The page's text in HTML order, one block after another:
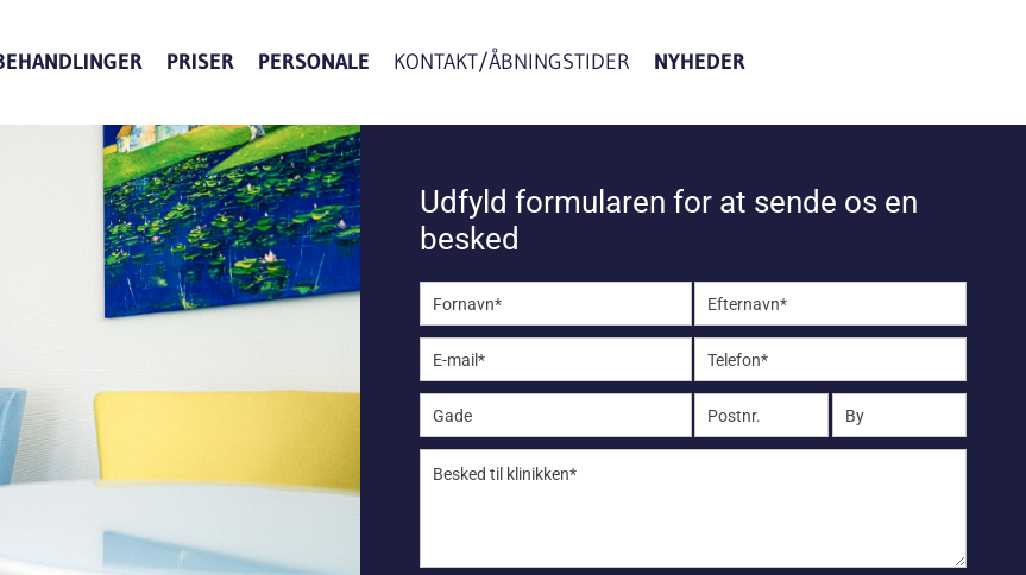
PRISER PERSONALE KONTAKT/ÅBNINGSTIDER NYHEDER
Udfyld formularen for at sende os en
besked